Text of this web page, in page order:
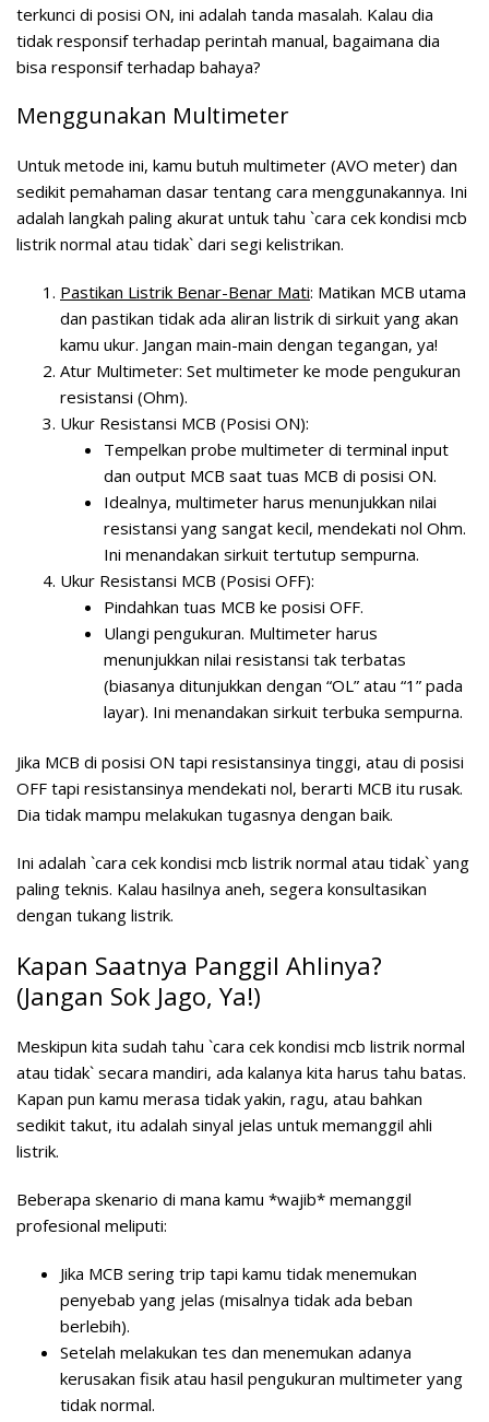
terkunci di posisi ON, ini adalah tanda masalah. Kalau dia
tidak responsif terhadap perintah manual, bagaimana dia
bisa responsif terhadap bahaya?
Menggunakan Multimeter
Untuk metode ini, kamu butuh multimeter (AVO meter) dan
sedikit pemahaman dasar tentang cara menggunakannya. Ini
adalah langkah paling akurat untuk tahu `cara cek kondisi mcb
listrik normal atau tidak` dari segi kelistrikan.
Pastikan Listrik Benar-Benar Mati: Matikan MCB utama
dan pastikan tidak ada aliran listrik di sirkuit yang akan
kamu ukur. Jangan main-main dengan tegangan, ya!
Atur Multimeter: Set multimeter ke mode pengukuran
resistansi (Ohm).
Ukur Resistansi MCB (Posisi ON):
Tempelkan probe multimeter di terminal input
dan output MCB saat tuas MCB di posisi ON.
Idealnya, multimeter harus menunjukkan nilai
resistansi yang sangat kecil, mendekati nol Ohm.
Ini menandakan sirkuit tertutup sempurna.
Ukur Resistansi MCB (Posisi OFF):
Pindahkan tuas MCB ke posisi OFF.
Ulangi pengukuran. Multimeter harus
menunjukkan nilai resistansi tak terbatas
(biasanya ditunjukkan dengan “OL” atau “1” pada
layar). Ini menandakan sirkuit terbuka sempurna.
Jika MCB di posisi ON tapi resistansinya tinggi, atau di posisi
OFF tapi resistansinya mendekati nol, berarti MCB itu rusak.
Dia tidak mampu melakukan tugasnya dengan baik.
Ini adalah `cara cek kondisi mcb listrik normal atau tidak` yang
paling teknis. Kalau hasilnya aneh, segera konsultasikan
dengan tukang listrik.
Kapan Saatnya Panggil Ahlinya?
(Jangan Sok Jago, Ya!)
Meskipun kita sudah tahu `cara cek kondisi mcb listrik normal
atau tidak` secara mandiri, ada kalanya kita harus tahu batas.
Kapan pun kamu merasa tidak yakin, ragu, atau bahkan
sedikit takut, itu adalah sinyal jelas untuk memanggil ahli
listrik.
Beberapa skenario di mana kamu *wajib* memanggil
profesional meliputi:
Jika MCB sering trip tapi kamu tidak menemukan
penyebab yang jelas (misalnya tidak ada beban
berlebih).
Setelah melakukan tes dan menemukan adanya
kerusakan fisik atau hasil pengukuran multimeter yang
tidak normal.